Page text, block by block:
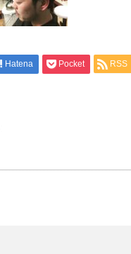
Hatena Pocket RSS